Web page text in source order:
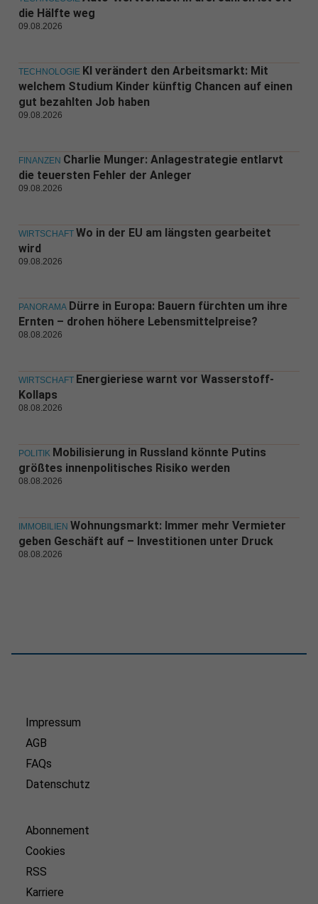
die Hälfte weg
09.08.2026
TECHNOLOGIE KI verändert den Arbeitsmarkt: Mit
welchem Studium Kinder künftig Chancen auf einen
gut bezahlten Job haben
09.08.2026
FINANZEN Charlie Munger: Anlagestrategie entlarvt
die teuersten Fehler der Anleger
09.08.2026
WIRTSCHAFT Wo in der EU am längsten gearbeitet
wird
09.08.2026
PANORAMA Dürre in Europa: Bauern fürchten um ihre
Ernten – drohen höhere Lebensmittelpreise?
08.08.2026
WIRTSCHAFT Energieriese warnt vor Wasserstoff-
Kollaps
08.08.2026
POLITIK Mobilisierung in Russland könnte Putins
größtes innenpolitisches Risiko werden
08.08.2026
IMMOBILIEN Wohnungsmarkt: Immer mehr Vermieter
geben Geschäft auf – Investitionen unter Druck
08.08.2026
Impressum
AGB
FAQs
Datenschutz
Abonnement
Cookies
RSS
Karriere